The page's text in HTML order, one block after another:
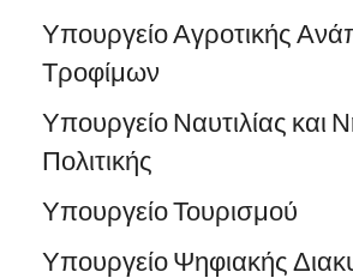
Υπουργείο Αγροτικής
Τροφίμων
Υπουργείο Ναυτιλίας και
Πολιτικής
Υπουργείο Τουρισμού
Υπουργείο Ψηφιακής